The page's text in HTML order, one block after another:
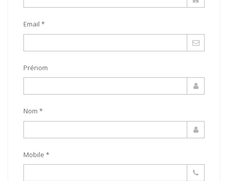
Email *
Prénom
Nom *
Mobile *